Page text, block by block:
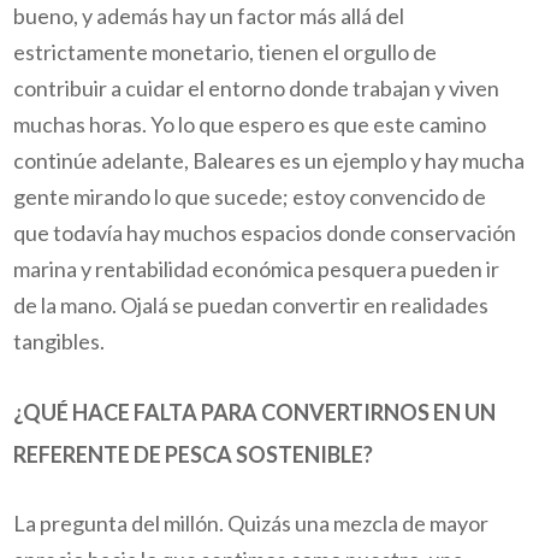
bueno, y además hay un factor más allá del
estrictamente monetario, tienen el orgullo de
contribuir a cuidar el entorno donde trabajan y viven
muchas horas. Yo lo que espero es que este camino
continúe adelante, Baleares es un ejemplo y hay mucha
gente mirando lo que sucede; estoy convencido de
que todavía hay muchos espacios donde conservación
marina y rentabilidad económica pesquera pueden ir
de la mano. Ojalá se puedan convertir en realidades
tangibles.
¿QUÉ HACE FALTA PARA CONVERTIRNOS EN UN
REFERENTE DE PESCA SOSTENIBLE?
La pregunta del millón. Quizás una mezcla de mayor